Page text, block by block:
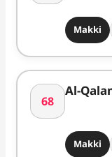
Makki
68
Makki